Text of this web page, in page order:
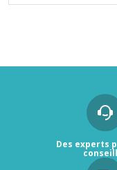
Des experts